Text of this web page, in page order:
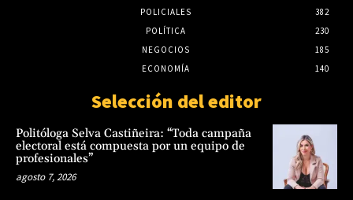
POLICIALES
382
POLÍTICA
230
NEGOCIOS
185
ECONOMÍA
140
Selección del editor
Politóloga Selva Castiñeira: “Toda campaña
electoral está compuesta por un equipo de
profesionales”
agosto 7, 2026